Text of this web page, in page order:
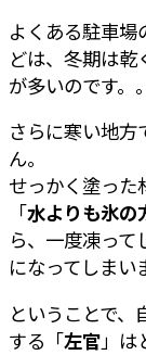
よくある駐車場
どは、冬期は乾
が多いのです。
さらに寒い地方
ん。
せっかく塗った
「水よりも氷の
ら、一度凍っ
になってしまい
ということで
する「左官」は